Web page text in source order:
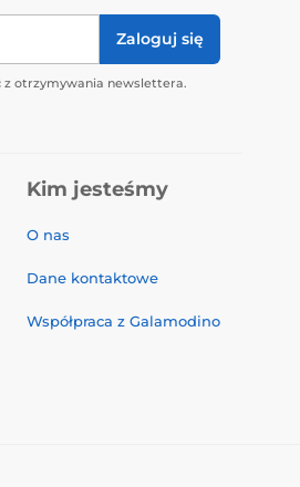
Zaloguj się
z otrzymywania newslettera.
Kim jesteśmy
O nas
Dane kontaktowe
Współpraca z Galamodino